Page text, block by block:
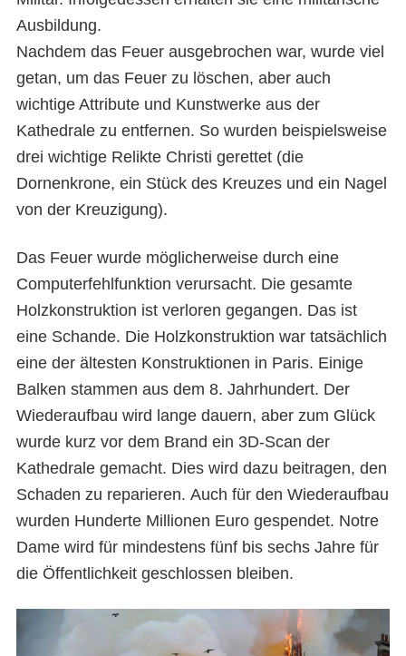
Ausbildung.
Nachdem das Feuer ausgebrochen war, wurde viel
getan, um das Feuer zu löschen, aber auch
wichtige Attribute und Kunstwerke aus der
Kathedrale zu entfernen. So wurden beispielsweise
drei wichtige Relikte Christi gerettet (die
Dornenkrone, ein Stück des Kreuzes und ein Nagel
von der Kreuzigung).
Das Feuer wurde möglicherweise durch eine
Computerfehlfunktion verursacht. Die gesamte
Holzkonstruktion ist verloren gegangen. Das ist
eine Schande. Die Holzkonstruktion war tatsächlich
eine der ältesten Konstruktionen in Paris. Einige
Balken stammen aus dem 8. Jahrhundert. Der
Wiederaufbau wird lange dauern, aber zum Glück
wurde kurz vor dem Brand ein 3D-Scan der
Kathedrale gemacht. Dies wird dazu beitragen, den
Schaden zu reparieren. Auch für den Wiederaufbau
wurden Hunderte Millionen Euro gespendet. Notre
Dame wird für mindestens fünf bis sechs Jahre für
die Öffentlichkeit geschlossen bleiben.